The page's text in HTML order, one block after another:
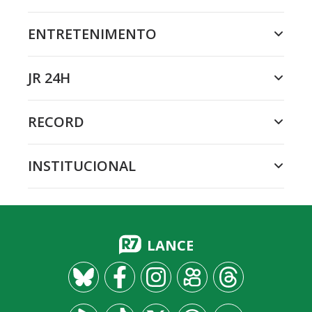
ENTRETENIMENTO
JR 24H
RECORD
INSTITUCIONAL
LANCE